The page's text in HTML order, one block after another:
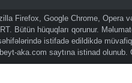
Firefox, Google Chrome, Opera
Bütün hüquqları qorunur.
istifadə edildikdə
aka.com saytına istinad olunub.